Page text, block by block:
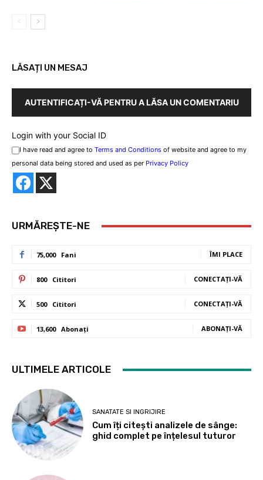
LĂSAȚI UN MESAJ
AUTENTIFICAȚI-VĂ PENTRU A LĂSA UN COMENTARIU
Login with your Social ID
I have read and agree to Terms and Conditions of website and agree to my
personal data being stored and used as per Privacy Policy
URMĂREȘTE-NE
75,000 Fani ÎMI PLACE
800 Cititori CONECTAȚI-VĂ
500 Cititori CONECTAȚI-VĂ
13,600 Abonați ABONAȚI-VĂ
ULTIMELE ARTICOLE
SANATATE SI INGRIJIRE
Cum îți citești analizele de sânge:
ghid complet pe înțelesul tuturor